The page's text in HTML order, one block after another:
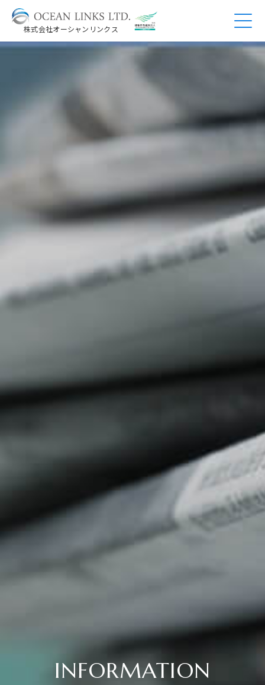
株式会社オーシャンリンクス
INFORMATION